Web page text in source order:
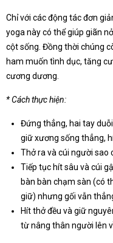
Chỉ với các động tác đơn
yoga này có thể giúp giãn
cột sống. Đồng thời chúng
ham muốn tình dục, tăng
cương dương.
* Cách thực hiện:
Đứng thẳng, hai tay
giữ xương sống thẳng,
Thở ra và cúi người sao
Tiếp tục hít sâu và cúi
bàn bàn chạm sàn (có
giữ) nhưng gối vẫn
Hít thở đều và giữ
từ nâng thân người lên